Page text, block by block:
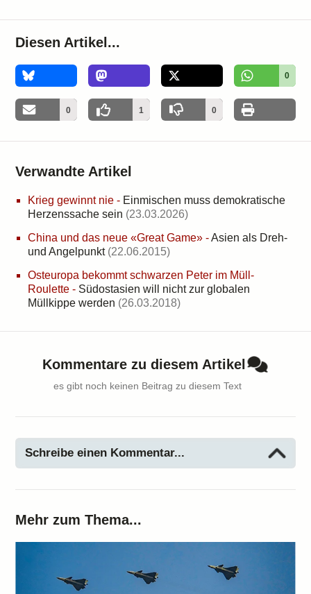
Diesen Artikel...
0
0 1 0
Verwandte Artikel
Krieg gewinnt nie - Einmischen muss demokratische
Herzenssache sein (23.03.2026)
China und das neue «Great Game» -Asien als Dreh-
und Angelpunkt (22.06.2015)
Osteuropa bekommt schwarzen Peter im Müll-
Roulette - Südostasien will nicht zur globalen
Müllkippe werden (26.03.2018)
Kommentare zu diesem Artikel
es gibt noch keinen Beitrag zu diesem Text
Schreibe einen Kommentar...
Mehr zum Thema...